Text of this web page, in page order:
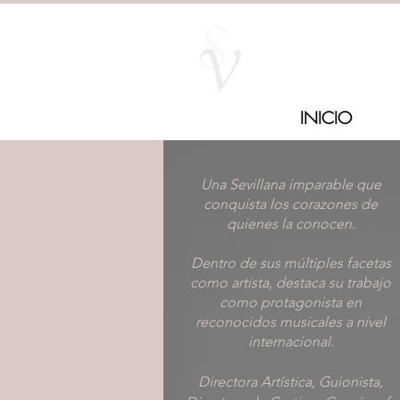
INICIO
Una Sevillana imparable que
conquista los corazones de
quienes la conocen.
Dentro de sus múltiples facetas
como artista, destaca su trabajo
como protagonista en
reconocidos musicales a nivel
internacional.
Directora Artística, Guionista,